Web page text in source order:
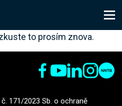
to prosím znova.
171/2023 Sb. o ochraně